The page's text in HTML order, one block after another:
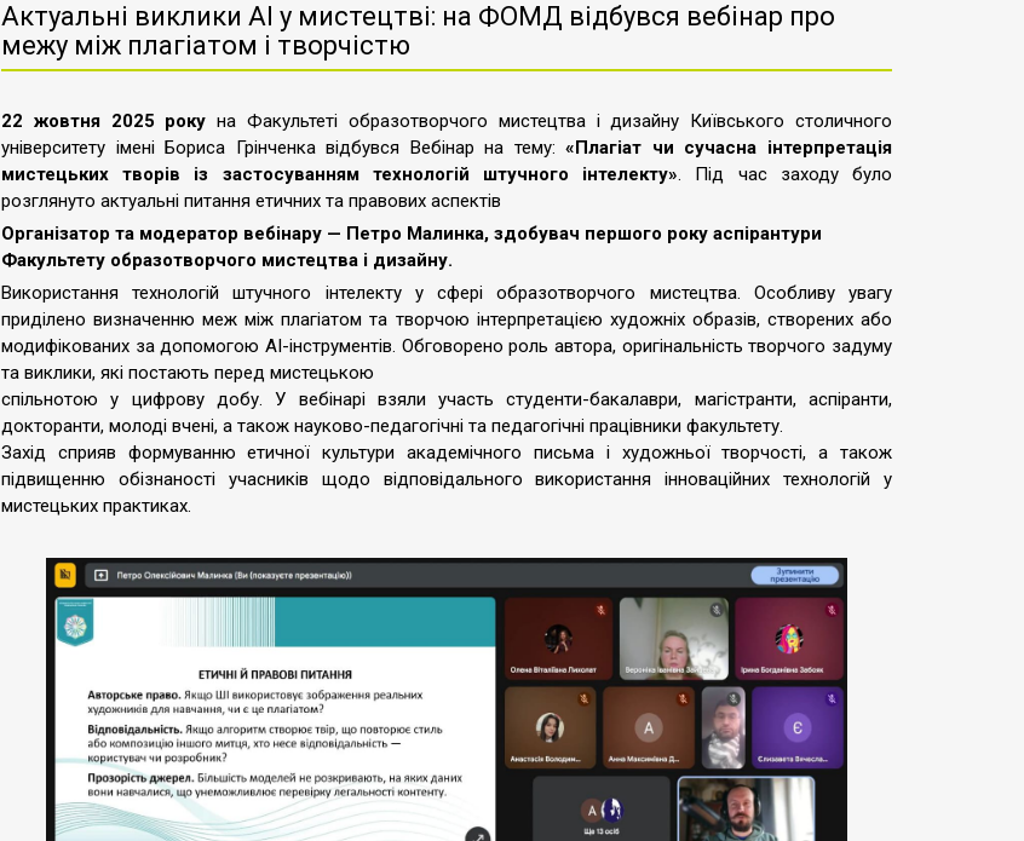
Актуальні виклики AI у мистецтві: на ФОМД відбувся вебінар про
межу між плагіатом і творчістю
22 жовтня 2025 року на Факультеті образотворчого мистецтва і дизайну Київського столичного
університету імені Бориса Грінченка відбувся Вебінар на тему:«Плагіат чи сучасна інтерпретація
мистецьких творів із застосуванням технологій штучного інтелекту». Під час заходу було
розглянуто актуальні питання етичних та правових аспектів
Організатор та модератор вебінару — Петро Малинка, здобувач першого року аспірантури
Факультету образотворчого мистецтва і дизайну.
Використання технологій штучного інтелекту у сфері образотворчого мистецтва. Особливу увагу
приділено визначенню меж між плагіатом та творчою інтерпретацією художніх образів, створених або
модифікованих за допомогою AI-інструментів. Обговорено роль автора, оригінальність творчого задуму
та виклики, які постають перед мистецькою
спільнотою у цифрову добу. У вебінарі взяли участь студенти-бакалаври, магістранти, аспіранти,
докторанти, молоді вчені, а також науково-педагогічні та педагогічні працівники факультету.
Захід сприяв формуванню етичної культури академічного письма і художньої творчості, а також
підвищенню обізнаності учасників щодо відповідального використання інноваційних технологій у
мистецьких практиках.